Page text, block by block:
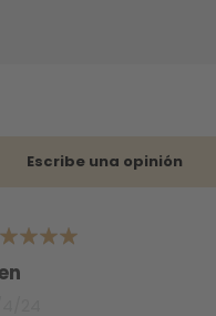
Escribe una opinión